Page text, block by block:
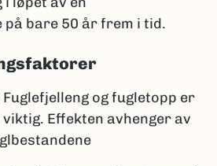
bare 50 år frem i tid.
og fugletopp er
Effekten avhenger av